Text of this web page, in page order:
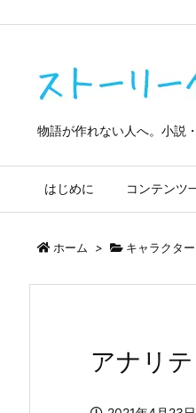
物語が作れない人へ。小説
はじめに コンテンツ
ホーム > キャラクタ
アナリ